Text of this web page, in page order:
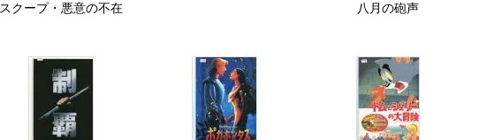
スクープ・悪意の不在
八月の砲声